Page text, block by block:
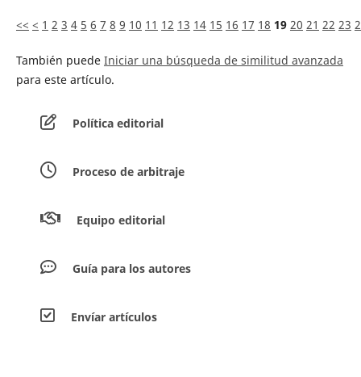
<< < 1 2 3 4 5 6 7 8 9 10 11 12 13 14 15 16 17 18 19 20 21 22 23
También puede Iniciar una búsqueda de similitud avanzada
para este artículo.
Política editorial
Proceso de arbitraje
Equipo editorial
Guía para los autores
Envíar artículos